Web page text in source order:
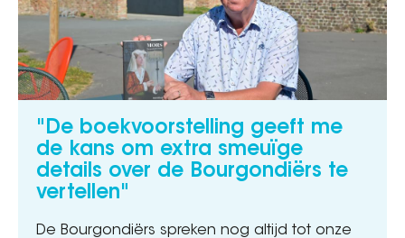
"De boekvoorstelling geeft me
de kans om extra smeuïge
details over de Bourgondiërs te
vertellen"
De Bourgondiërs spreken nog altijd tot onze